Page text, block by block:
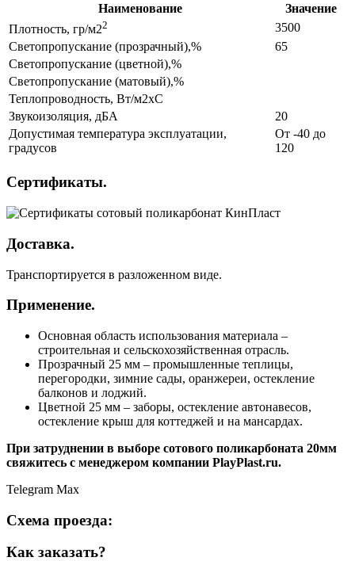
Наименование
Значение
Плотность, гр/м22
3500
Светопропускание (прозрачный),%
65
Светопропускание (цветной),%
Светопропускание (матовый),%
Теплопроводность, Вт/м2хС
Звукоизоляция, дБА
20
Допустимая температура эксплуатации,
градусов
От -40 до
120
Сертификаты.
Доставка.
Транспортируется в разложенном виде.
Применение.
Основная область использования материала –
строительная и сельскохозяйственная отрасль.
Прозрачный 25 мм – промышленные теплицы,
перегородки, зимние сады, оранжереи, остекление
балконов и лоджий.
Цветной 25 мм – заборы, остекление автонавесов,
остекление крыш для коттеджей и на мансардах.
При затруднении в выборе сотового поликарбоната 20мм
свяжитесь с менеджером компании PlayPlast.ru.
Telegram Max
Схема проезда:
Как заказать?